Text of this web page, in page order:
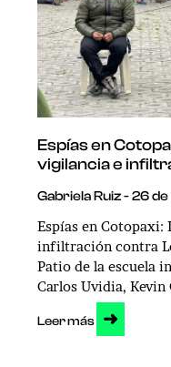
Espías en
vigilancia e
Gabriela Ruiz 26
Espías en Cotopaxi:
infiltración contra
Patio de la escuela
Carlos Uvidia, Kevin
Leer más ➜